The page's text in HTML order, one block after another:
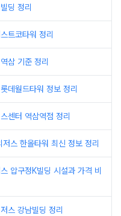
딩 정리
트코타워 정리
삼 기준 정리
데월드타워 정보 정리
센터 역삼역점 정리
스 한올타워 최신 정보 정리
압구정K빌딩 시설과 가격 비
스 강남빌딩 정리